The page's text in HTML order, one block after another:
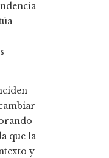
que la
y